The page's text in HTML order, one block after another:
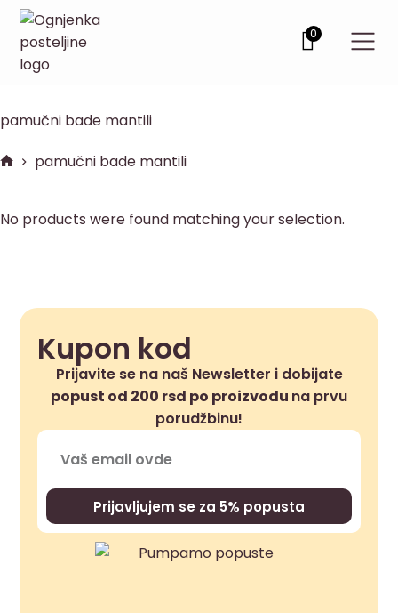
0
pamučni bade mantili
pamučni bade mantili
No products were found matching your selection.
Kupon kod
Prijavite se na naš Newsletter i dobijate
popust od 200 rsd po proizvodu na prvu
porudžbinu!
Prijavljujem se za 5% popusta